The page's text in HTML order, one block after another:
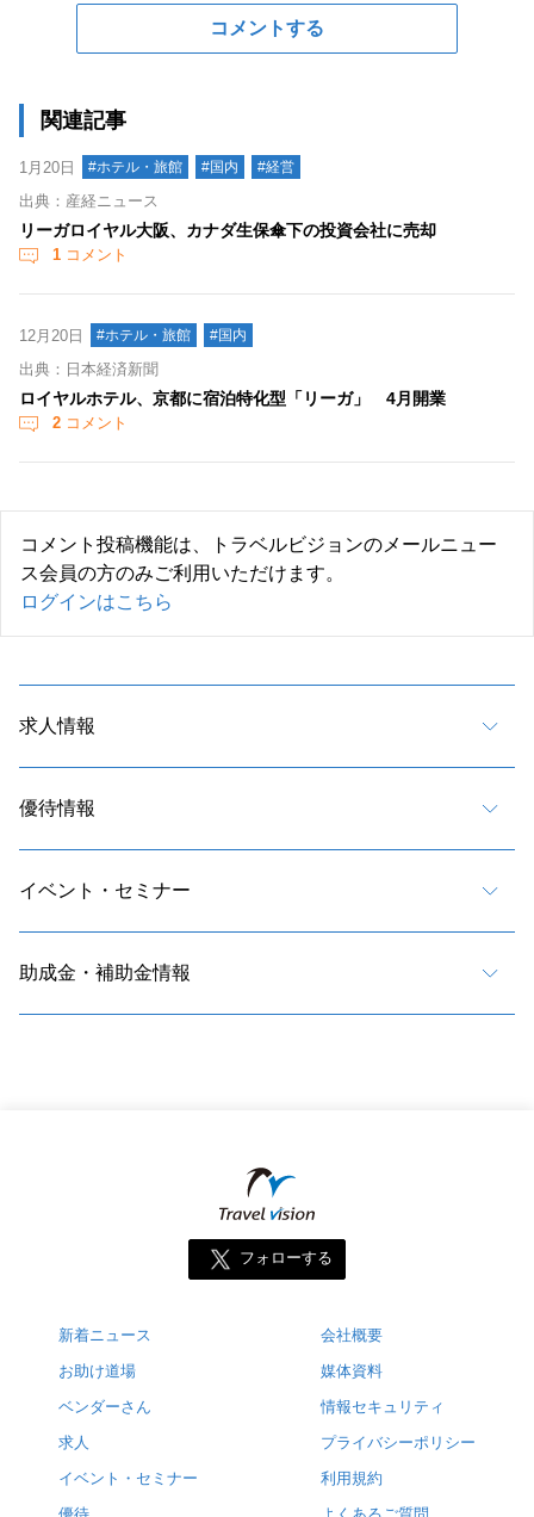
コメントする
関連記事
1月20日 #ホテル・旅館 #国内 #経営
出典：産経ニュース
リーガロイヤル大阪、カナダ生保傘下の投資会社に売却
1 コメント
12月20日 #ホテル・旅館 #国内
出典：日本経済新聞
ロイヤルホテル、京都に宿泊特化型「リーガ」 4月開業
2 コメント
コメント投稿機能は、トラベルビジョンのメールニュー
ス会員の方のみご利用いただけます。
ログインはこちら
求人情報
優待情報
イベント・セミナー
助成金・補助金情報
フォローする
新着ニュース
お助け道場
ベンダーさん
求人
イベント・セミナー
会社概要
媒体資料
情報セキュリティ
プライバシーポリシー
利用規約